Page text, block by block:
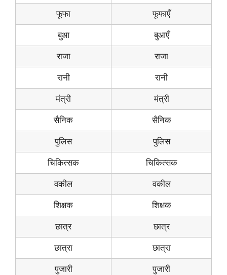
फूफा फूफाएँ
बुआ बुआएँ
राजा राजा
रानी रानी
मंत्री मंत्री
सैनिक सैनिक
पुलिस पुलिस
चिकित्सक चिकित्सक
वकील वकील
शिक्षक शिक्षक
छात्र छात्र
छात्रा छात्रा
पुजारी पुजारी